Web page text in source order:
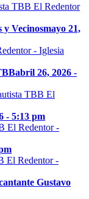
y Vecinosmayo 21,
abril 26, 2026 -
- 5:13 pm
Gustavo